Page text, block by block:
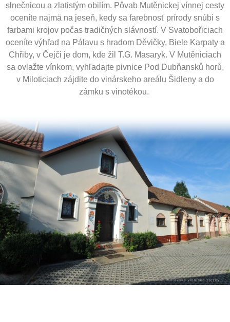
slnečnicou a zlatistým obilím. Pôvab Mutěnickej vínnej cesty
oceníte najmä na jeseň, kedy sa farebnosť prírody snúbi s
farbami krojov počas tradičných slávností. V Svatobořiciach
oceníte výhľad na Pálavu s hradom Děvičky, Biele Karpaty a
Chřiby, v Čejči je dom, kde žil T.G. Masaryk. V Mutěniciach
sa ovlažte vínkom, vyhľadajte pivnice Pod Dubňansků horů,
v Miloticiach zájdite do vinárskeho areálu Šidleny a do
zámku s vinotékou.